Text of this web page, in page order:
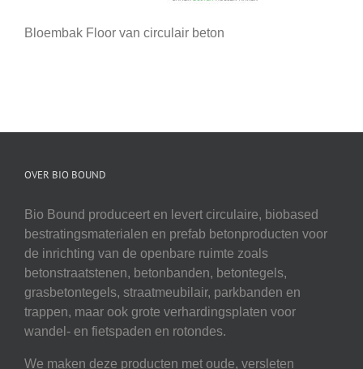
Bloembak Floor van circulair beton
OVER BIO BOUND
Bio Bound produceert en levert circulaire, biobased
bestratingsmaterialen en prefab betonproducten voor
de inrichting van de openbare ruimte zoals
betonstraatstenen, betonbanden, betontegels,
grasbetontegels, straatmeubilair, parkbanden en
trappen, maar ook grote verhardingsplaten voor
wandel- en fietspaden en rotondes.
We maken deze producten met oude, versleten